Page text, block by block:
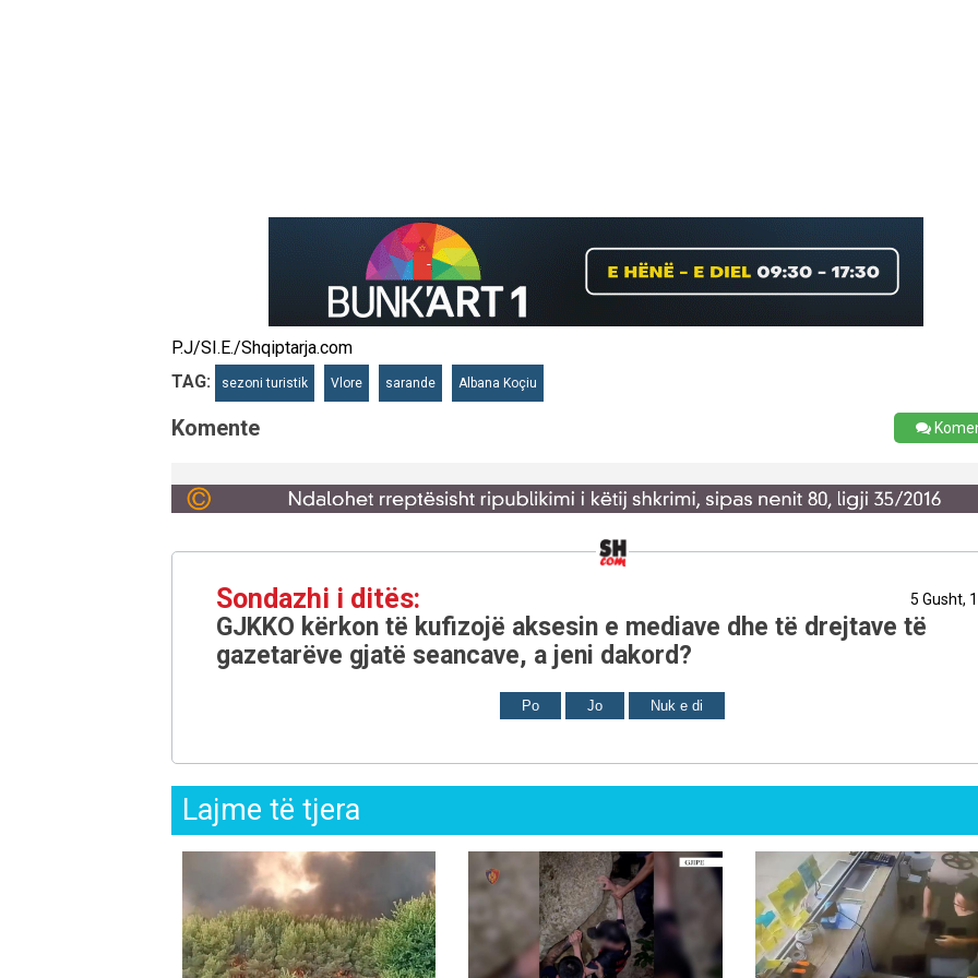
P.J/SI.E./Shqiptarja.com
TAG:
sezoni turistik Vlore sarande Albana Koçiu
Komente
Sondazhi i ditës: 5 Gusht,
GJKKO kërkon të kufizojë aksesin e mediave dhe të drejtave të
gazetarëve gjatë seancave, a jeni dakord?
Po Jo Nuk e di
Lajme të tjera